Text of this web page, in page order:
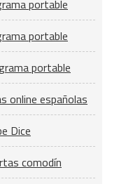
portable
portable
portable
online españolas
Dice
comodín